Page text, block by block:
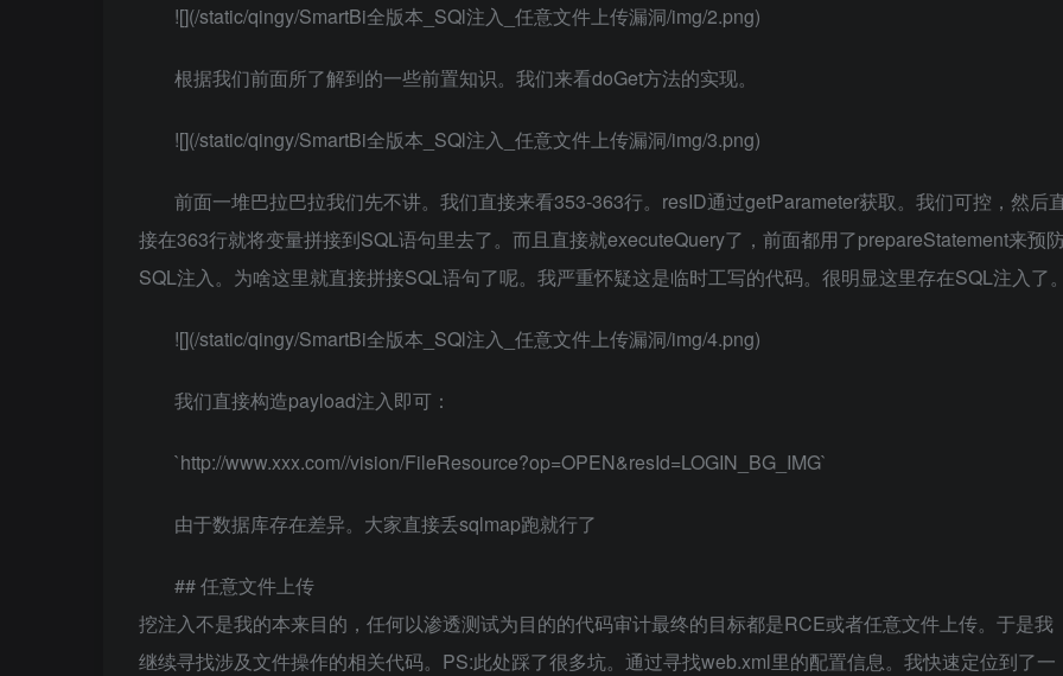
![](/static/qingy/SmartBi全版本_SQl注入_任意文件上传漏洞/img/2.png)
根据我们前面所了解到的一些前置知识。我们来看doGet方法的实现。
![](/static/qingy/SmartBi全版本_SQl注入_任意文件上传漏洞/img/3.png)
前面一堆巴拉巴拉我们先不讲。我们直接来看353-363行。resID通过getParameter获取。我们可控，然后
接在363行就将变量拼接到SQL语句里去了。而且直接就executeQuery了，前面都用了prepareStatement来预
SQL注入。为啥这里就直接拼接SQL语句了呢。我严重怀疑这是临时工写的代码。很明显这里存在SQL注入了
![](/static/qingy/SmartBi全版本_SQl注入_任意文件上传漏洞/img/4.png)
我们直接构造payload注入即可：
`http://www.xxx.com//vision/FileResource?op=OPEN&resId=LOGIN_BG_IMG`
由于数据库存在差异。大家直接丢sqlmap跑就行了
## 任意文件上传
挖注入不是我的本来目的，任何以渗透测试为目的的代码审计最终的目标都是RCE或者任意文件上传。于是我
继续寻找涉及文件操作的相关代码。PS:此处踩了很多坑。通过寻找web.xml里的配置信息。我快速定位到了一